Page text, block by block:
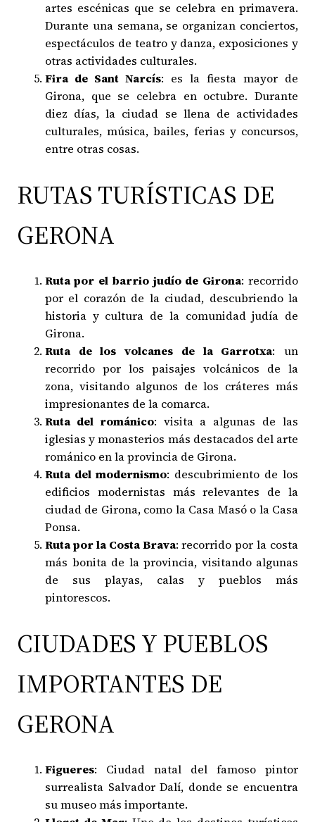
artes escénicas que se celebra en primavera.
Durante una semana, se organizan conciertos,
espectáculos de teatro y danza, exposiciones y
otras actividades culturales.
Fira de Sant Narcís: es la fiesta mayor de
Girona, que se celebra en octubre. Durante
diez días, la ciudad se llena de actividades
culturales, música, bailes, ferias y concursos,
entre otras cosas.
RUTAS TURÍSTICAS DE
GERONA
Ruta por el barrio judío de Girona: recorrido
por el corazón de la ciudad, descubriendo la
historia y cultura de la comunidad judía de
Girona.
Ruta de los volcanes de la Garrotxa: un
recorrido por los paisajes volcánicos de la
zona, visitando algunos de los cráteres más
impresionantes de la comarca.
Ruta del románico: visita a algunas de las
iglesias y monasterios más destacados del arte
románico en la provincia de Girona.
Ruta del modernismo: descubrimiento de los
edificios modernistas más relevantes de la
ciudad de Girona, como la Casa Masó o la Casa
Ponsa.
Ruta por la Costa Brava: recorrido por la costa
más bonita de la provincia, visitando algunas
de sus playas, calas y pueblos más
pintorescos.
CIUDADES Y PUEBLOS
IMPORTANTES DE
GERONA
Figueres: Ciudad natal del famoso pintor
surrealista Salvador Dalí, donde se encuentra
su museo más importante.